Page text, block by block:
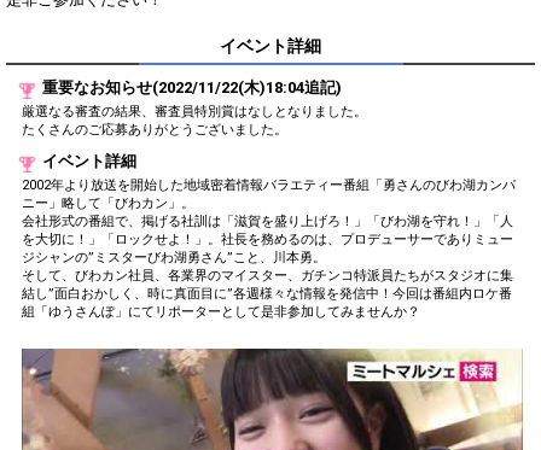
(once a day)! You can also charge
(available from 1 JPY)! When you
continue to send gifts to the
performer(s), the performer's
popularity ranking and your
ranking go up.
send them gifts.
To send performers paid items,
you must use Show Gold.
Close
イベント詳細
重要なお知らせ(2022/11/22(木)18:04追記)
厳選なる審査の結果、審査員特別賞はなしとなりました。
たくさんのご応募ありがとうございました。
イベント詳細
2002年より放送を開始した地域密着情報バラエティー番組「勇さんのびわ湖カンパ
ニー」略して「びわカン」。
会社形式の番組で、掲げる社訓は「滋賀を盛り上げろ！」「びわ湖を守れ！」「人
を大切に！」「ロックせよ！」。社長を務めるのは、プロデューサーでありミュー
ジシャンの”ミスターびわ湖勇さん”こと、川本勇。
そして、びわカン社員、各業界のマイスター、ガチンコ特派員たちがスタジオに集
結し”面白おかしく、時に真面目に”各週様々な情報を発信中！今回は番組内ロケ番
組「ゆうさんぽ」にてリポーターとして是非参加してみませんか？